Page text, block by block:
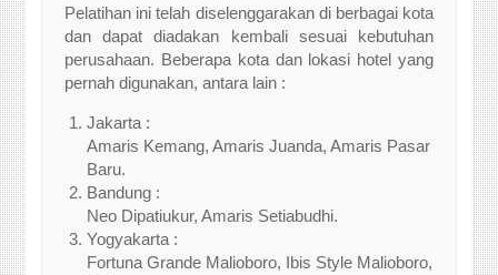
Pelatihan ini telah diselenggarakan di berbagai kota
dan dapat diadakan kembali sesuai kebutuhan
perusahaan. Beberapa kota dan lokasi hotel yang
pernah digunakan, antara lain :
Jakarta :
Amaris Kemang, Amaris Juanda, Amaris Pasar
Baru.
Bandung :
Neo Dipatiukur, Amaris Setiabudhi.
Yogyakarta :
Fortuna Grande Malioboro, Ibis Style Malioboro,